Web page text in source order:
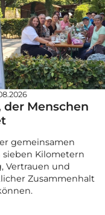
der Menschen
gemeinsamen
sieben Kilometern
Vertrauen und
Zusammenhalt